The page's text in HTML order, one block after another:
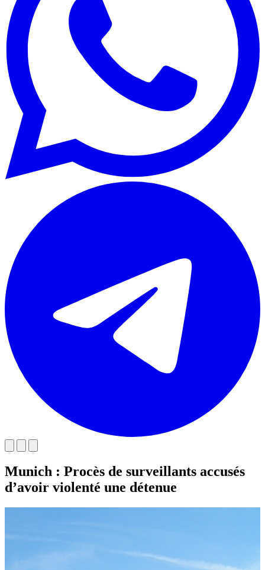
Munich : Procès de surveillants accusés
d’avoir violenté une détenue